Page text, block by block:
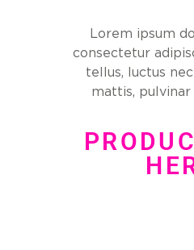
Lorem ipsum
consectetur
tellus, luctus
mattis, pulvinar